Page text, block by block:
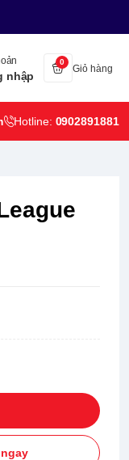
nhập
0
Giỏ hàng
Hotline: 0902891881